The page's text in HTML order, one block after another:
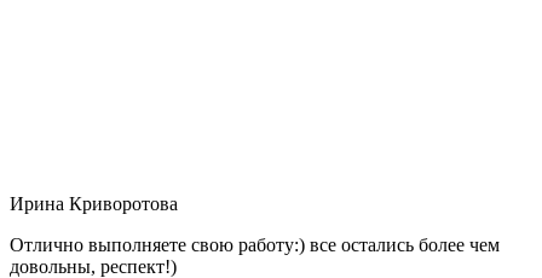
Ирина Криворотова
Отлично выполняете свою работу:) все остались более чем
довольны, респект!)